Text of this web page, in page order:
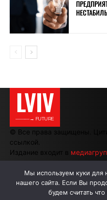
LVIV
———→ FUTURE
© Все права защищены.
ссылкой.
Издание входит в
Мы используем куки для
нашего сайта. Если Вы
будем считать